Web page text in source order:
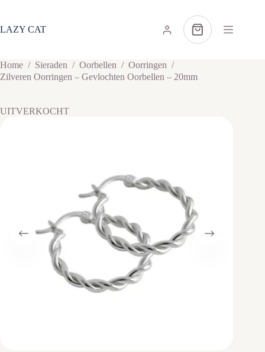
de
LAZY CAT Winkelwagen
Home / Sieraden / Oorbellen / Oorringen /
Zilveren Oorringen – Gevlochten Oorbellen – 20mm
UITVERKOCHT